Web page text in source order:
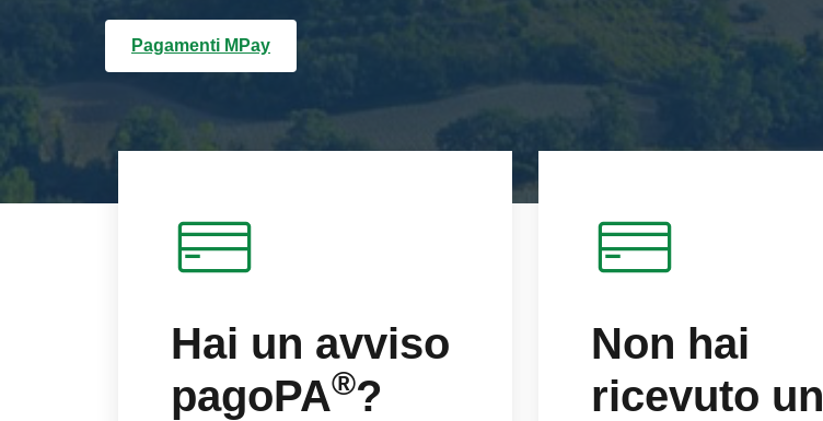
Pagamenti MPay
Hai un avviso
pagoPA®?
Non hai
ricevuto un